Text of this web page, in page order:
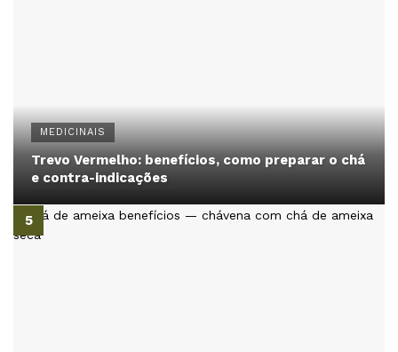
MEDICINAIS
Trevo Vermelho: benefícios, como preparar o chá
e contra-indicações